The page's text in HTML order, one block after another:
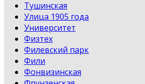
Тушинская
Улица 1905 года
Университет
Физтех
Филевский парк
Фили
Фонвизинская